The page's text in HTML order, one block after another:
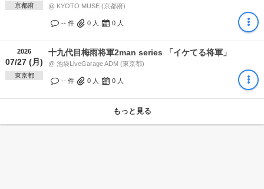
京都府 @ KYOTO MUSE (京都府)
-- 件 0 人 0 人
2026
07/27 (月)
東京都
十九代目梅雨将軍2man series 「イケてる将軍」
@ 池袋LiveGarage ADM (東京都)
-- 件 0 人 0 人
もっと見る